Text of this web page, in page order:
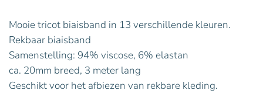
Mooie tricot biaisband in 13 verschillende kleuren.
Rekbaar biaisband
Samenstelling: 94% viscose, 6% elastan
ca. 20mm breed, 3 meter lang
Geschikt voor het afbiezen van rekbare kleding.